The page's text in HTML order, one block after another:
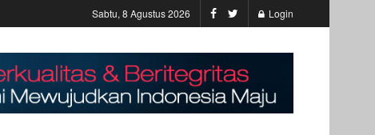
Sabtu, 8 Agustus 2026 Login